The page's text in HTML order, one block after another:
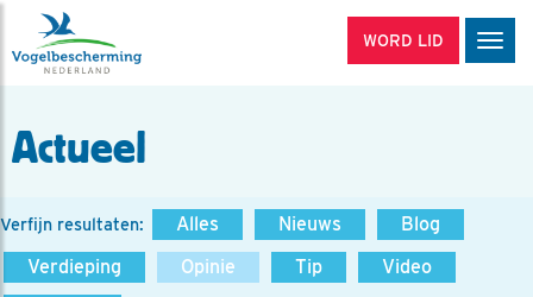
WORD LID
Actueel
Verfijn resultaten: Alles Nieuws
Blog
Verdieping
Opinie Tip
Video